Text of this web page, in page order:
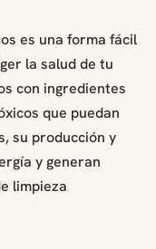
es una forma fácil
la salud de tu
con ingredientes
que puedan
su producción y
y generan
limpieza